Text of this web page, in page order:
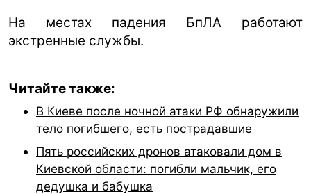
На местах падения БпЛА работают
экстренные службы.
Читайте также:
В Киеве после ночной атаки РФ обнаружили
тело погибшего, есть пострадавшие
Пять российских дронов атаковали дом в
Киевской области: погибли мальчик, его
дедушка и бабушка